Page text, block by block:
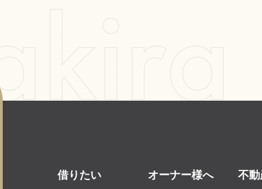
借りたい オーナー様へ 不